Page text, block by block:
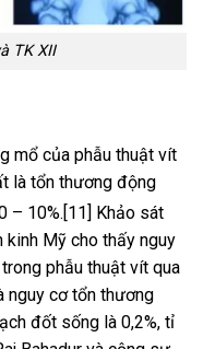
TK XII
mổ của phẫu thuật vít
là tổn thương động
– 10%.[11] Khảo sát
kinh Mỹ cho thấy nguy
phẫu thuật vít qua
nguy cơ tổn thương
đốt sống là 0,2%, tỉ